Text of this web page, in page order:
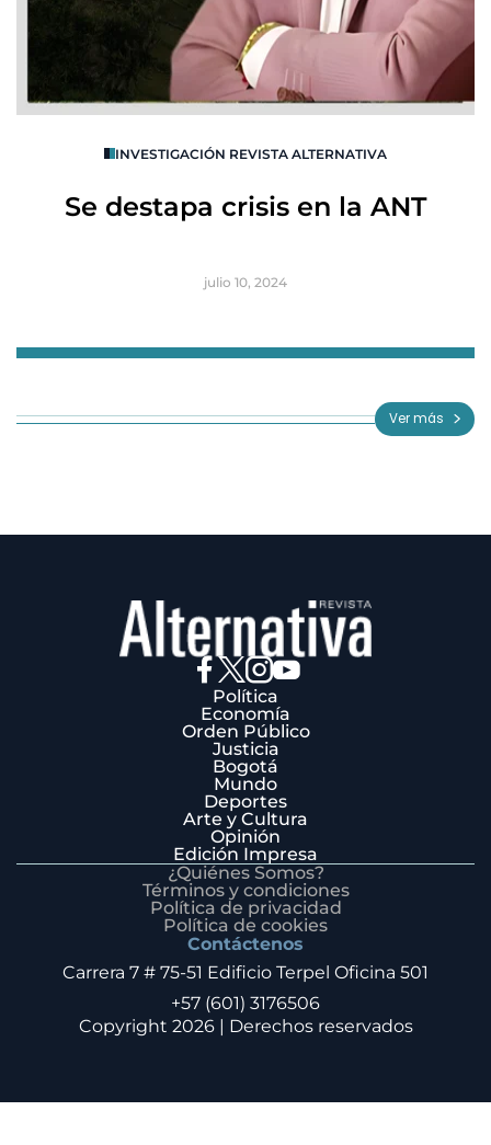
INVESTIGACIÓN REVISTA ALTERNATIVA
Se destapa crisis en la ANT
julio 10, 2024
3
Ver más
Política
Economía
Orden Público
Justicia
Bogotá
Mundo
Deportes
Arte y Cultura
Opinión
Edición Impresa
¿Quiénes Somos?
Términos y condiciones
Política de privacidad
Política de cookies
Contáctenos
Carrera 7 # 75-51 Edificio Terpel Oficina 501
+57 (601) 3176506
Copyright 2026 | Derechos reservados